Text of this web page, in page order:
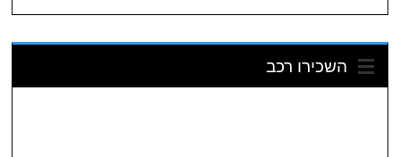
השכירו רכב